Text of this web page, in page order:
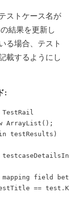
ストケース名が
結果を更新し
る場合、テスト
載するようにし
:
ArrayList();
testResults)
is mapping
==